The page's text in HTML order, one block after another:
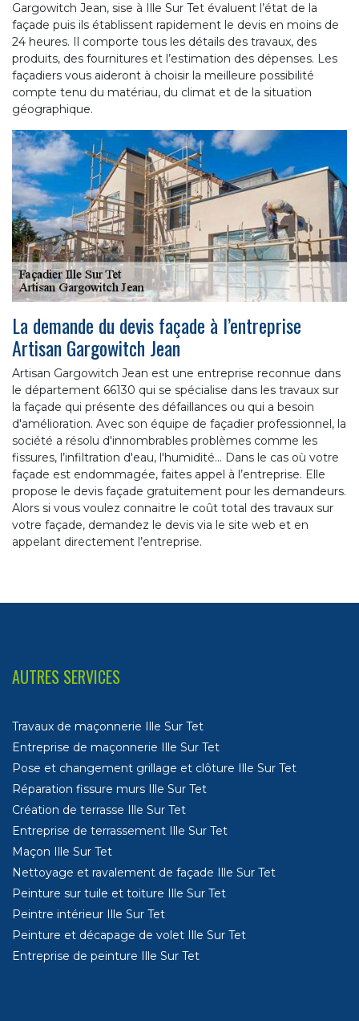
Gargowitch Jean, sise à Ille Sur Tet évaluent l’état de la
façade puis ils établissent rapidement le devis en moins de
24 heures. Il comporte tous les détails des travaux, des
produits, des fournitures et l’estimation des dépenses. Les
façadiers vous aideront à choisir la meilleure possibilité
compte tenu du matériau, du climat et de la situation
géographique.
La demande du devis façade à l’entreprise
Artisan Gargowitch Jean
Artisan Gargowitch Jean est une entreprise reconnue dans
le département 66130 qui se spécialise dans les travaux sur
la façade qui présente des défaillances ou qui a besoin
d'amélioration. Avec son équipe de façadier professionnel, la
société a résolu d'innombrables problèmes comme les
fissures, l’infiltration d'eau, l'humidité… Dans le cas où votre
façade est endommagée, faites appel à l’entreprise. Elle
propose le devis façade gratuitement pour les demandeurs.
Alors si vous voulez connaitre le coût total des travaux sur
votre façade, demandez le devis via le site web et en
appelant directement l’entreprise.
AUTRES SERVICES
Travaux de maçonnerie Ille Sur Tet
Entreprise de maçonnerie Ille Sur Tet
Pose et changement grillage et clôture Ille Sur Tet
Réparation fissure murs Ille Sur Tet
Création de terrasse Ille Sur Tet
Entreprise de terrassement Ille Sur Tet
Maçon Ille Sur Tet
Nettoyage et ravalement de façade Ille Sur Tet
Peinture sur tuile et toiture Ille Sur Tet
Peintre intérieur Ille Sur Tet
Peinture et décapage de volet Ille Sur Tet
Entreprise de peinture Ille Sur Tet